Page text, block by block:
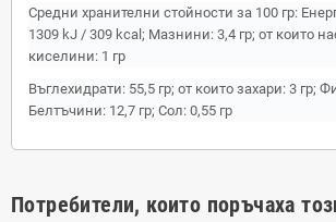
Средни хранителни стойности за 100 гр:
1309 kJ / 309 kcal; Мазнини: 3,4 гр; от които
киселини: 1 гр
Въглехидрати: 55,5 гр; от които захари: 3 гр;
Белтъчини: 12,7 гр; Сол: 0,55 гр
Потребители, които поръчаха